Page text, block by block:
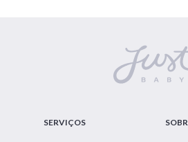
SERVIÇOS